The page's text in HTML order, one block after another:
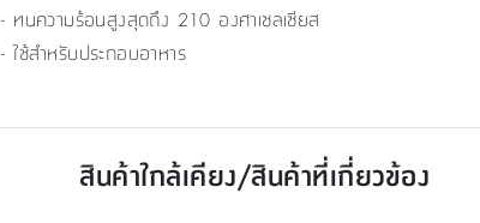
- ทนความร้อนสูงสุดถึง 210 องศาเซลเซียส
- ใช้สำหรับประกอบอาหาร
สินค้าใกล้เคียง/สินค้าที่เกี่ยวข้อง